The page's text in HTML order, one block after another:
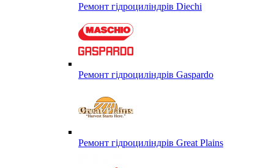
Ремонт гідроциліндрів Diechi
Ремонт гідроциліндрів Gaspardo
Ремонт гідроциліндрів Great Plains